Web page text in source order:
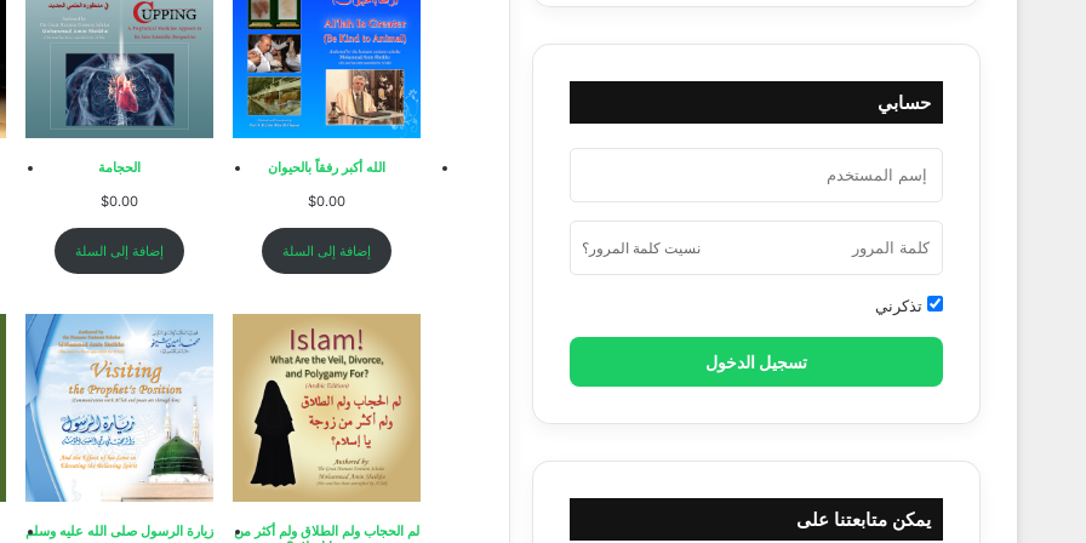
الله أكبر رفقاً بالحيوان
$0.00
إضافة إلى السلة
الحجامة
$0.00
إضافة إلى السلة
لم الحجاب ولم الطلاق ولم أكثر من
زيارة الرسول صلى الله عليه وسلم
حسابي
نسيت كلمة المرور؟
تذكرني
تسجيل الدخول
يمكن متابعتنا على